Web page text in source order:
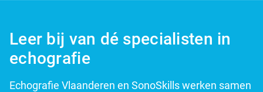
Leer bij van dé specialisten in
echografie
Echografie Vlaanderen en SonoSkills werken samen